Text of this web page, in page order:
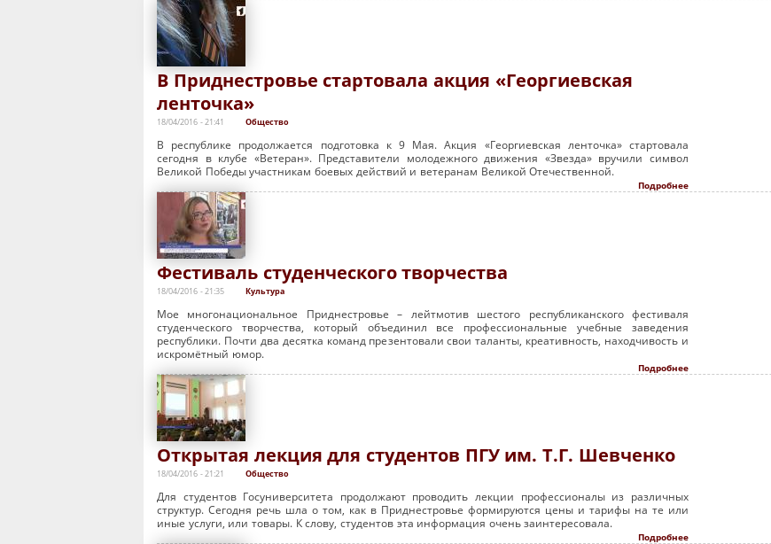
В Приднестровье стартовала акция «Георгиевская
ленточка»
18/04/2016 - 21:41 Общество
В республике продолжается подготовка к 9 Мая. Акция «Георгиевская ленточка» стартовала
сегодня в клубе «Ветеран». Представители молодежного движения «Звезда» вручили символ
Великой Победы участникам боевых действий и ветеранам Великой Отечественной.
Подробнее
Фестиваль студенческого творчества
18/04/2016 - 21:35 Культура
Мое многонациональное Приднестровье – лейтмотив шестого республиканского фестиваля
студенческого творчества, который объединил все профессиональные учебные заведения
республики. Почти два десятка команд презентовали свои таланты, креативность, находчивость и
искромётный юмор.
Подробнее
Открытая лекция для студентов ПГУ им. Т.Г. Шевченко
18/04/2016 - 21:21 Общество
Для студентов Госуниверситета продолжают проводить лекции профессионалы из различных
структур. Сегодня речь шла о том, как в Приднестровье формируются цены и тарифы на те или
иные услуги, или товары. К слову, студентов эта информация очень заинтересовала.
Подробнее